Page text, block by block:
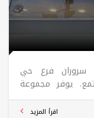
سروران فرع حي
المجتمع. يوفر مجموعة
موظفين محترفين.
اقرأ المزيد